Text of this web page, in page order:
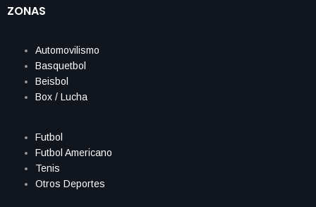
ZONAS
Automovilismo
Basquetbol
Beisbol
Box / Lucha
Futbol
Futbol Americano
Tenis
Otros Deportes